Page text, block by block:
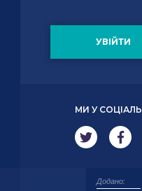
УВІЙТИ
МИ У
Додано: